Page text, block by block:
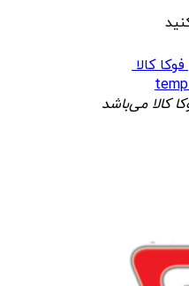
کالا
کالا می‌باشد